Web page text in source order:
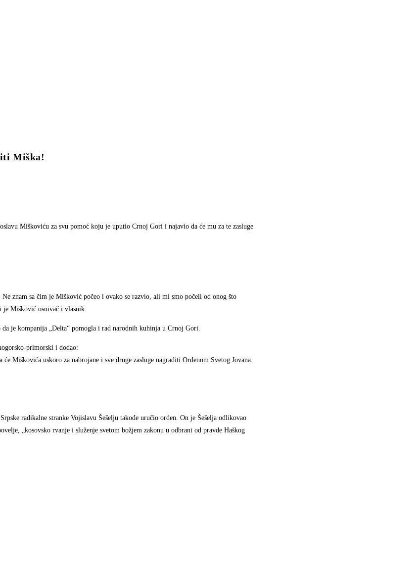
Miška!
Miškoviću za svu pomoć koju je uputio Crnoj Gori i najavio da će mu za te zasluge
znam sa čim je Mišković počeo i ovako se razvio, ali mi smo počeli od onog što
je Mišković osnivač i vlasnik.
je kompanija „Delta“ pomogla i rad narodnih kuhinja u Crnoj Gori.
primorski i dodao:
Miškovića uskoro za nabrojane i sve druge zasluge nagraditi Ordenom Svetog Jovana.
radikalne stranke Vojislavu Šešelju takođe uručio orden. On je Šešelja odlikovao
„kosovsko rvanje i služenje svetom božjem zakonu u odbrani od pravde Haškog